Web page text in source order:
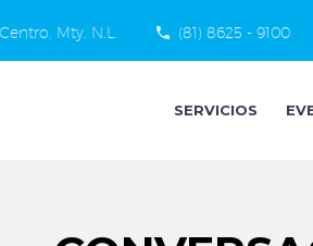
Mty. N.L. (81) 8625 - 9100
SERVICIOS